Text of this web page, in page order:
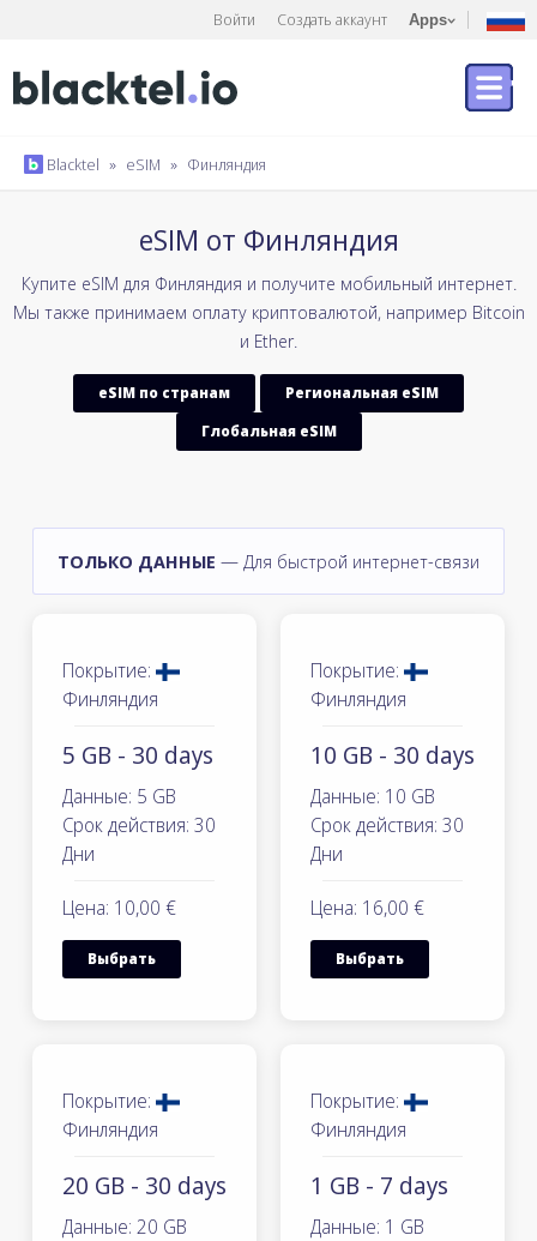
Войти Создать аккаунт Apps
Blacktel » eSIM » Финляндия
eSIM от Финляндия
Купите eSIM для Финляндия и получите мобильный интернет.
Мы также принимаем оплату криптовалютой, например Bitcoin
и Ether.
eSIM по странам
Региональная eSIM
Глобальная eSIM
ТОЛЬКО ДАННЫЕ — Для быстрой интернет-связи
Покрытие:
Финляндия
5 GB - 30 days
Данные: 5 GB
Срок действия: 30
Дни
Цена: 10,00 €
Выбрать
Покрытие:
Финляндия
10 GB - 30 days
Данные: 10 GB
Срок действия: 30
Дни
Цена: 16,00 €
Выбрать
Покрытие:
Финляндия
20 GB - 30 days
Данные: 20 GB
Покрытие:
Финляндия
1 GB - 7 days
Данные: 1 GB